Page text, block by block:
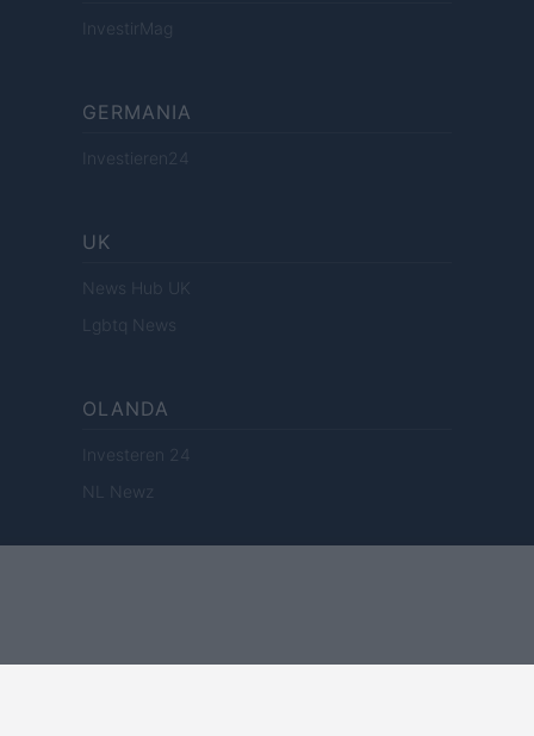
InvestirMag
GERMANIA
Investieren24
UK
News Hub UK
Lgbtq News
OLANDA
Investeren 24
NL Newz